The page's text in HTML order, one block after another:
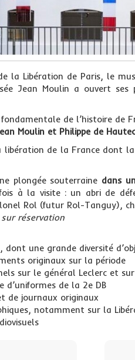
la Libération de Paris, le
Jean Moulin a ouvert
de l’histoire de
Moulin et Philippe de
libération de la France dont
plongée souterraine dans
à la visite : un abri de
Rol (futur Rol-Tanguy),
réservation
dont une grande diversité
originaux sur la période
sur le général Leclerc et
de la 2e DB
de journaux originaux
notamment sur la